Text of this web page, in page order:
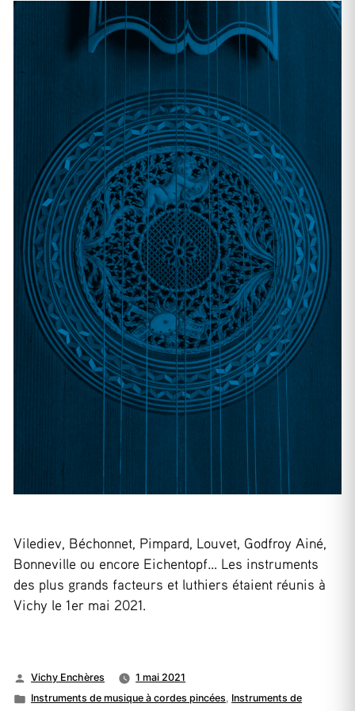
Vilediev, Béchonnet, Pimpard, Louvet, Godfroy Ainé,
Bonneville ou encore Eichentopf… Les instruments
des plus grands facteurs et luthiers étaient réunis à
Vichy le 1er mai 2021.
Publié
par
Vichy Enchères
1 mai 2021
Publié
Instruments de musique à cordes pincées, Instruments de